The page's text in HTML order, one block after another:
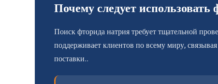
Почему следует использовать
Поиск фторида натрия требует тщательной
поддерживает клиентов по всему миру,
поставки..